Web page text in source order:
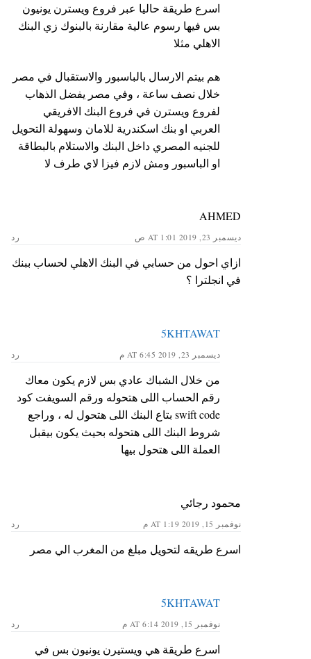
اسرع طريقة حاليا عبر فروع ويسترن يونيون
بس فيها رسوم عالية مقارنة بالبنوك زي البنك
الاهلي مثلا
هم بيتم الارسال بالباسبور والاستقبال في مصر
خلال نصف ساعة ، وفي مصر يفضل الذهاب
لفروع ويسترن في فروع البنك الافريقي
العربي او بنك اسكندرية للامان وسهولة التحويل
للجنيه المصري داخل البنك والاستلام بالبطاقة
او الباسبور ومش لازم فيزا لاي طرف لا
AHMED
ديسمبر 23, 2019 AT 1:01 ص رد
ازاي احول من حسابي في البنك الاهلي لحساب ببنك
في انجلترا ؟
5KHTAWAT
ديسمبر 23, 2019 AT 6:45 م رد
من خلال الشباك عادي بس لازم يكون معاك
رقم الحساب اللى هتحوله ورقم السويفت كود
swift code بتاع البنك اللى هتحول له ، وراجع
شروط البنك اللى هتحوله بحيث يكون بيقبل
العملة اللى هتحول بيها
محمود رجائي
نوفمبر 15, 2019 AT 1:19 م رد
اسرع طريقه لتحويل مبلغ من المغرب الي مصر
5KHTAWAT
نوفمبر 15, 2019 AT 6:14 م رد
اسرع طريقة هي ويستيرن يونيون بس في